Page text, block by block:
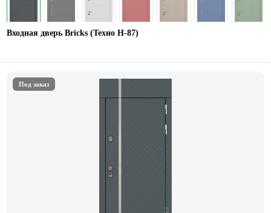
Входная дверь Bricks (Техно Н-87)
Под заказ